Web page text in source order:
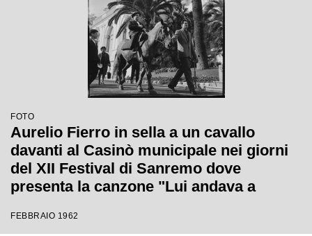
FOTO
Aurelio Fierro in sella a un cavallo
davanti al Casinò municipale nei giorni
del XII Festival di Sanremo dove
presenta la canzone "Lui andava a
FEBBRAIO 1962